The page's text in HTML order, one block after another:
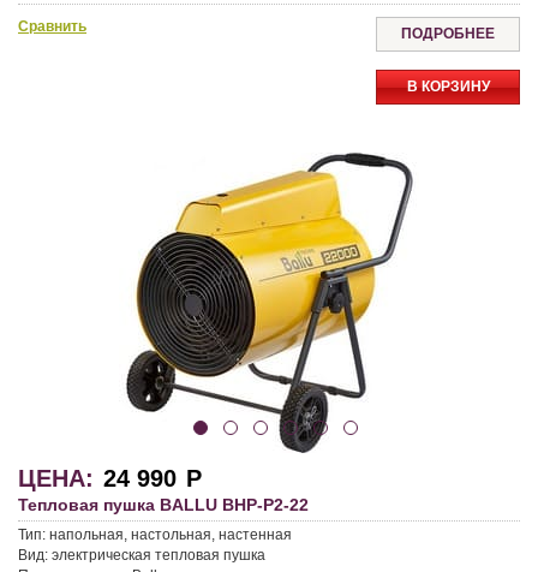
Сравнить ПОДРОБНЕЕ
В КОРЗИНУ
ЦЕНА: 24 990 Р
Тепловая пушка BALLU BHP-P2-22
Тип: напольная, настольная, настенная
Вид: электрическая тепловая пушка